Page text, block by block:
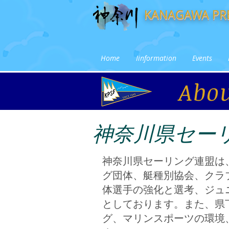
KANAGAWA
Home Iinformation Events
神奈川県セー
神奈川県セーリング連盟
グ団体、艇種別協会、ク
体選手の強化と選考、ジ
としております。また、
グ、マリンスポーツの環